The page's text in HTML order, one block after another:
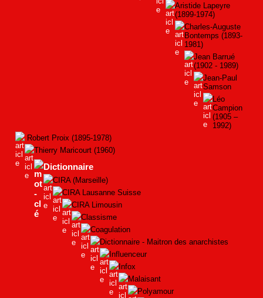
Aristide Lapeyre
(1899-1974)
Charles-Auguste
Bontemps (1893-
1981)
Jean Barrué
(1902 - 1989)
Jean-Paul
Samson
Léo
Campion
(1905 –
1992)
Robert Proix (1895-1978)
Thierry Maricourt (1960)
Dictionnaire
CIRA (Marseille)
CIRA Lausanne Suisse
CIRA Limousin
Classisme
Coagulation
Dictionnaire - Maitron des anarchistes
Influenceur
Infox
Malaisant
Polyamour